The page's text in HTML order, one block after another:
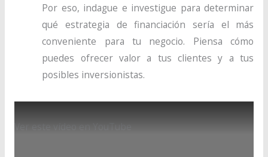
Por eso, indague e investigue para determinar
qué estrategia de financiación sería el más
conveniente para tu negocio. Piensa cómo
puedes ofrecer valor a tus clientes y a tus
posibles inversionistas.
Ver este vídeo en YouTube